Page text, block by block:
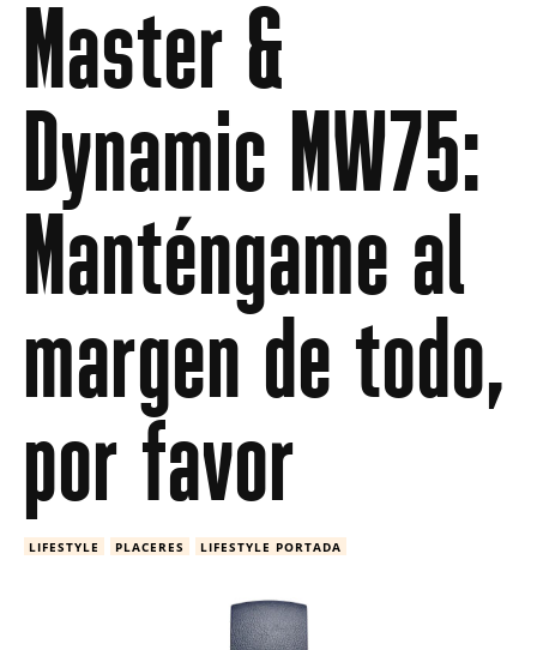
Master &
Dynamic MW75:
Manténgame al
margen de todo,
por favor
LIFESTYLE PLACERES LIFESTYLE PORTADA